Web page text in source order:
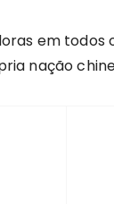
em
nação